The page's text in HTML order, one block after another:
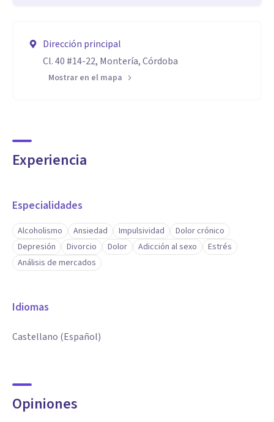
Dirección principal
Cl. 40 #14-22, Montería, Córdoba
Mostrar en el mapa
Experiencia
Especialidades
Alcoholismo Ansiedad Impulsividad
Dolor crónico
Depresión
Divorcio Dolor Adicción al sexo
Estrés
Análisis de mercados
Idiomas
Castellano (Español)
Opiniones